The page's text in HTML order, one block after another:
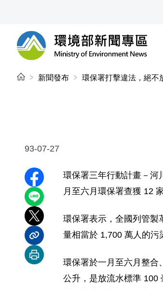
環境部新聞專區
新聞發布 環保署打擊違法，絕不
93-07-27
分享至 Facebook
分享到 LINE
分享到 X
分享內容連結
列印本頁
環保署三年行動計畫－河
月至六月環保署查獲 12
環保署表示，全國列管製
量相當於 1,700 萬人的污
環保署於一月至六月整合
公升，是放流水標準 100